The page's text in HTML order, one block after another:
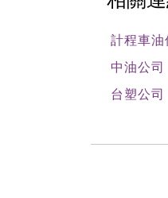
計程車
中油公司
台塑公司